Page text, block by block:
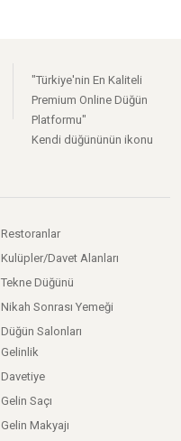
"Türkiye'nin En Kaliteli
Premium Online Düğün
Platformu"
Kendi düğününün ikonu
Restoranlar
Kulüpler/Davet Alanları
Tekne Düğünü
Nikah Sonrası Yemeği
Düğün Salonları
Gelinlik
Davetiye
Gelin Saçı
Gelin Makyajı